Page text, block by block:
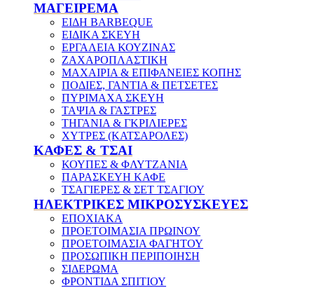
ΜΑΓΕΙΡΕΜΑ
ΕΙΔΗ BARBEQUE
ΕΙΔΙΚΑ ΣΚΕΥΗ
ΕΡΓΑΛΕΙΑ ΚΟΥΖΙΝΑΣ
ΖΑΧΑΡΟΠΛΑΣΤΙΚΗ
ΜΑΧΑΙΡΙΑ & ΕΠΙΦΑΝΕΙΕΣ ΚΟΠΗΣ
ΠΟΔΙΕΣ, ΓΑΝΤΙΑ & ΠΕΤΣΕΤΕΣ
ΠΥΡΙΜΑΧΑ ΣΚΕΥΗ
ΤΑΨΙΑ & ΓΑΣΤΡΕΣ
ΤΗΓΑΝΙΑ & ΓΚΡΙΛΙΕΡΕΣ
ΧΥΤΡΕΣ (ΚΑΤΣΑΡΟΛΕΣ)
ΚΑΦΕΣ & ΤΣΑΙ
ΚΟΥΠΕΣ & ΦΛΥΤΖΑΝΙΑ
ΠΑΡΑΣΚΕΥΗ ΚΑΦΕ
ΤΣΑΓΙΕΡΕΣ & ΣΕΤ ΤΣΑΓΙΟΥ
ΗΛΕΚΤΡΙΚΕΣ ΜΙΚΡΟΣΥΣΚΕΥΕΣ
ΕΠΟΧΙΑΚΑ
ΠΡΟΕΤΟΙΜΑΣΙΑ ΠΡΩΙΝΟΥ
ΠΡΟΕΤΟΙΜΑΣΙΑ ΦΑΓΗΤΟΥ
ΠΡΟΣΩΠΙΚΗ ΠΕΡΙΠΟΙΗΣΗ
ΣΙΔΕΡΩΜΑ
ΦΡΟΝΤΙΔΑ ΣΠΙΤΙΟΥ